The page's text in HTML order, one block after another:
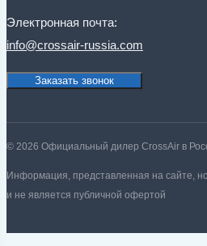
Электронная почта:
info@crossair-russia.com
Заказать звонок
© 2026 Официальный дилер CrossAir в
Информация, представленная на сайте,
и не является публичной офертой